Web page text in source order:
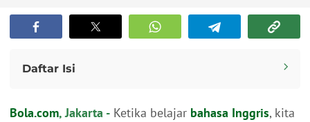
Daftar Isi
Contoh Kalimat Simple Present Tense Nominal
Bola.com, Jakarta - Ketika belajar bahasa Inggris, kita